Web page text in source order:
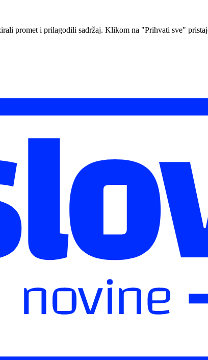
promet i prilagodili sadržaj. Klikom na "Prihvati sve"